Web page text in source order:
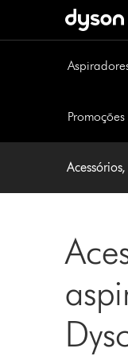
Promoções